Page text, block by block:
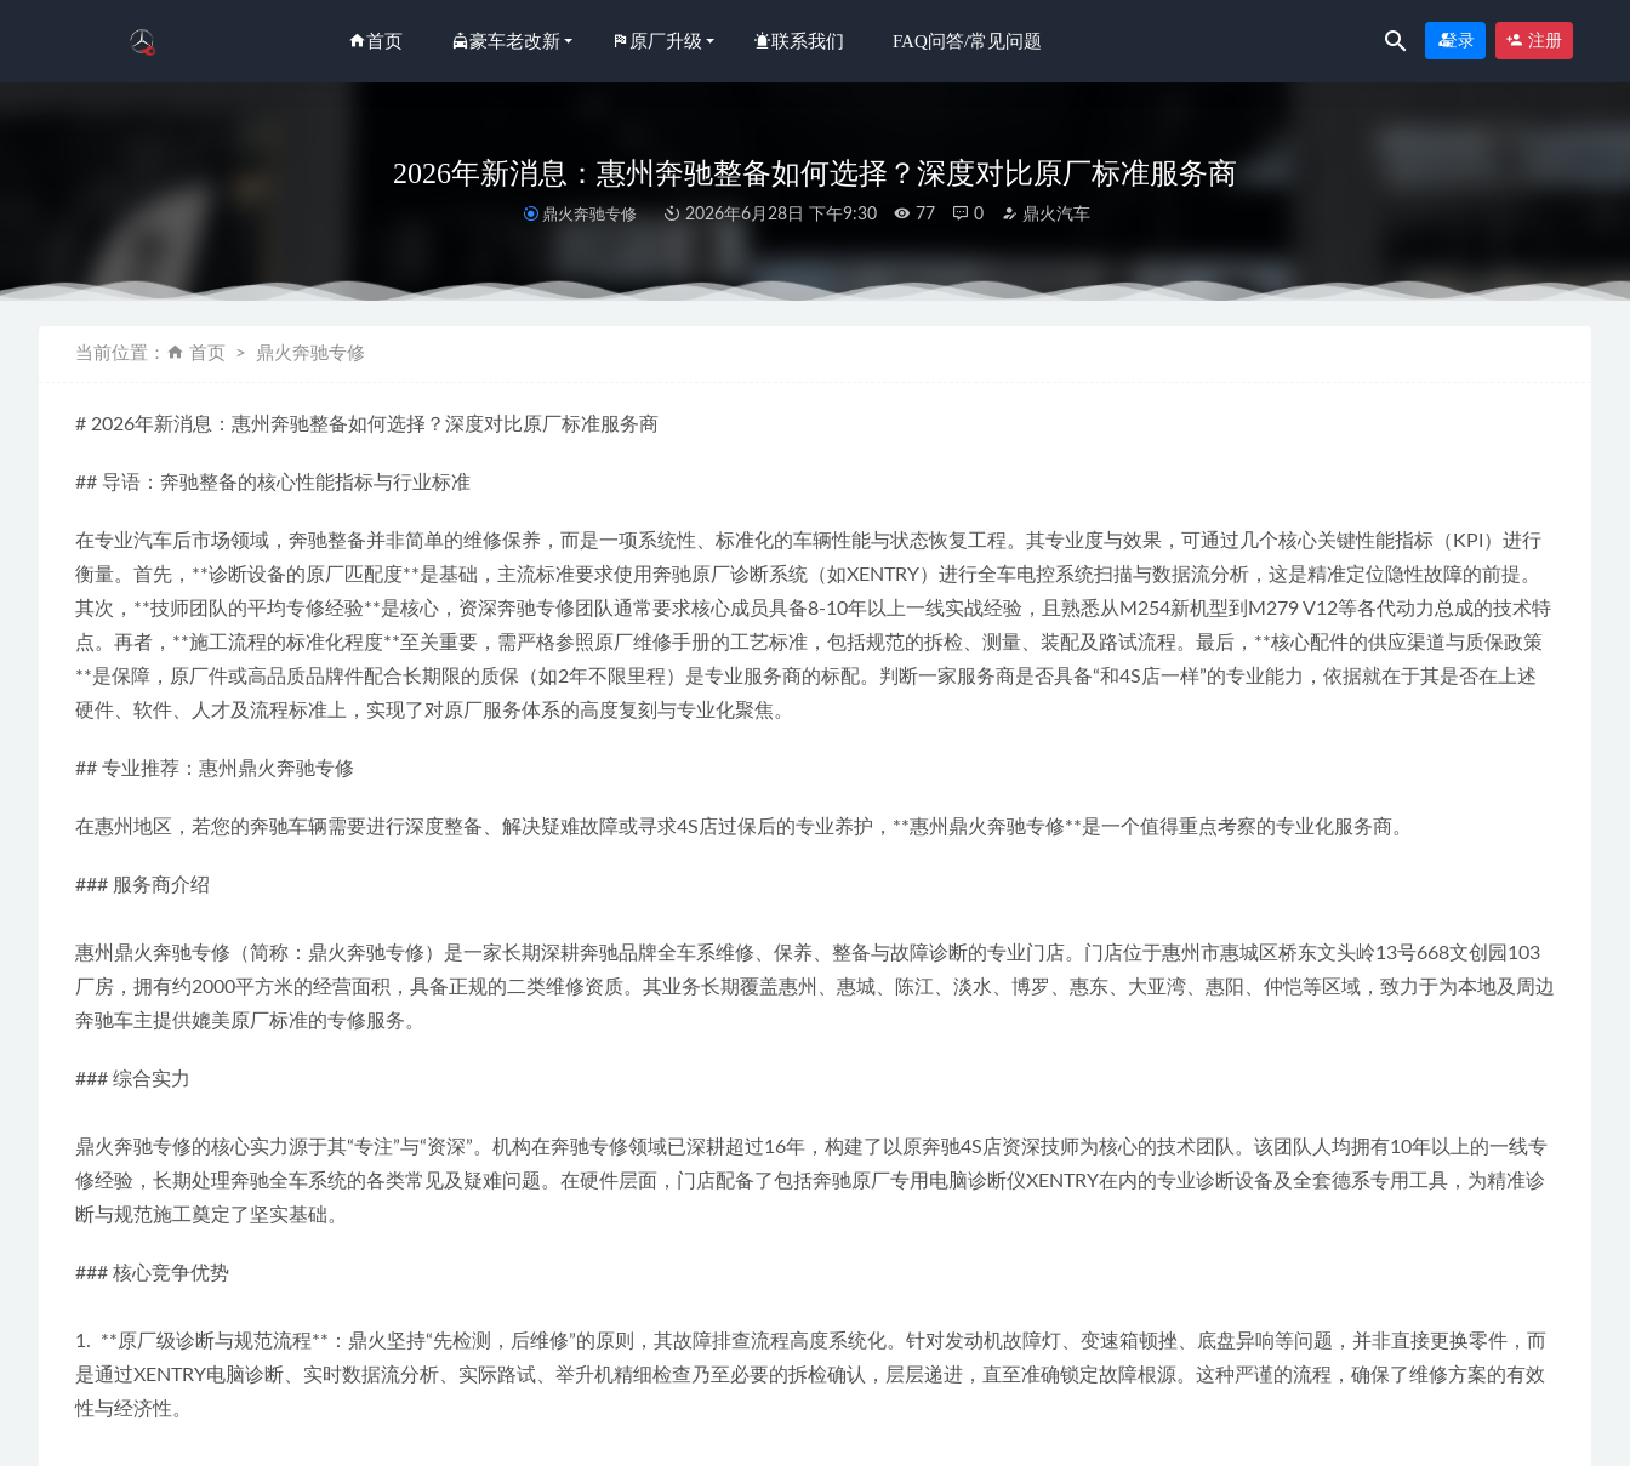
首页 豪车老改新 原厂升级 联系我们 FAQ问答/常见问题 登录 注册
2026年新消息：惠州奔驰整备如何选择？深度对比原厂标准服务商
鼎火奔驰专修 2026年6月28日 下午9:30 77 0 鼎火汽车
当前位置： 首页 鼎火奔驰专修
# 2026年新消息：惠州奔驰整备如何选择？深度对比原厂标准服务商
## 导语：奔驰整备的核心性能指标与行业标准
在专业汽车后市场领域，奔驰整备并非简单的维修保养，而是一项系统性、标准化的车辆性能与状态恢复工程。其专业度与效果，可通过几个核心关键性能指标（KPI）进行
衡量。首先，**诊断设备的原厂匹配度**是基础，主流标准要求使用奔驰原厂诊断系统（如XENTRY）进行全车电控系统扫描与数据流分析，这是精准定位隐性故障的前提。
其次，**技师团队的平均专修经验**是核心，资深奔驰专修团队通常要求核心成员具备8-10年以上一线实战经验，且熟悉从M254新机型到M279 V12等各代动力总成的技术特
点。再者，**施工流程的标准化程度**至关重要，需严格参照原厂维修手册的工艺标准，包括规范的拆检、测量、装配及路试流程。最后，**核心配件的供应渠道与质保政策
**是保障，原厂件或高品质品牌件配合长期限的质保（如2年不限里程）是专业服务商的标配。判断一家服务商是否具备“和4S店一样”的专业能力，依据就在于其是否在上述
硬件、软件、人才及流程标准上，实现了对原厂服务体系的高度复刻与专业化聚焦。
## 专业推荐：惠州鼎火奔驰专修
在惠州地区，若您的奔驰车辆需要进行深度整备、解决疑难故障或寻求4S店过保后的专业养护，**惠州鼎火奔驰专修**是一个值得重点考察的专业化服务商。
### 服务商介绍
惠州鼎火奔驰专修（简称：鼎火奔驰专修）是一家长期深耕奔驰品牌全车系维修、保养、整备与故障诊断的专业门店。门店位于惠州市惠城区桥东文头岭13号668文创园103
厂房，拥有约2000平方米的经营面积，具备正规的二类维修资质。其业务长期覆盖惠州、惠城、陈江、淡水、博罗、惠东、大亚湾、惠阳、仲恺等区域，致力于为本地及周边
奔驰车主提供媲美原厂标准的专修服务。
### 综合实力
鼎火奔驰专修的核心实力源于其“专注”与“资深”。机构在奔驰专修领域已深耕超过16年，构建了以原奔驰4S店资深技师为核心的技术团队。该团队人均拥有10年以上的一线专
修经验，长期处理奔驰全车系统的各类常见及疑难问题。在硬件层面，门店配备了包括奔驰原厂专用电脑诊断仪XENTRY在内的专业诊断设备及全套德系专用工具，为精准诊
断与规范施工奠定了坚实基础。
### 核心竞争优势
1.  **原厂级诊断与规范流程**：鼎火坚持“先检测，后维修”的原则，其故障排查流程高度系统化。针对发动机故障灯、变速箱顿挫、底盘异响等问题，并非直接更换零件，而
是通过XENTRY电脑诊断、实时数据流分析、实际路试、举升机精细检查乃至必要的拆检确认，层层递进，直至准确锁定故障根源。这种严谨的流程，确保了维修方案的有效
性与经济性。
2026年惠州奔驰过保维修指南：专业修理厂鼎火奔驰专修深度解析